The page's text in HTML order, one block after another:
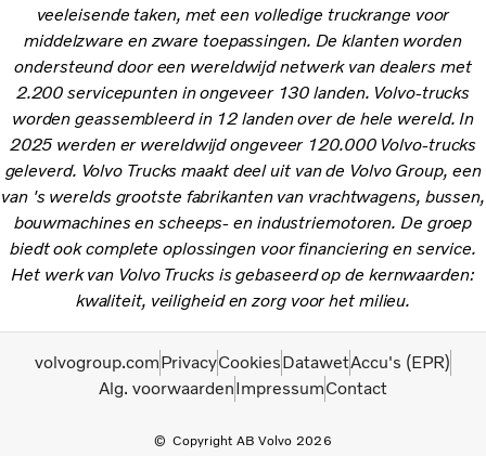
veeleisende taken, met een volledige truckrange voor
middelzware en zware toepassingen. De klanten worden
ondersteund door een wereldwijd netwerk van dealers met
2.200 servicepunten in ongeveer 130 landen. Volvo-trucks
worden geassembleerd in 12 landen over de hele wereld. In
2025 werden er wereldwijd ongeveer 120.000 Volvo-trucks
geleverd. Volvo Trucks maakt deel uit van de Volvo Group, een
van 's werelds grootste fabrikanten van vrachtwagens, bussen,
bouwmachines en scheeps- en industriemotoren. De groep
biedt ook complete oplossingen voor financiering en service.
Het werk van Volvo Trucks is gebaseerd op de kernwaarden:
kwaliteit, veiligheid en zorg voor het milieu.
Copyright AB Volvo 2026
volvogroup.comPrivacyCookiesDatawetAccu's (EPR)
Alg. voorwaardenImpressumContact